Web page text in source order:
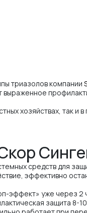
триазолов компании
выраженное
хозяйствах, так
средств для
эффективно
эффект» уже через 2
защита 8-